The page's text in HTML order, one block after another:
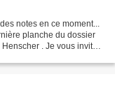
notes en ce moment...
planche du dossier
. Je vous invite